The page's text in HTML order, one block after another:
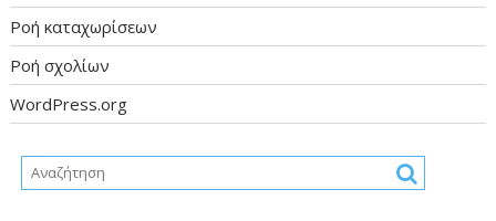
Ροή καταχωρίσεων
Ροή σχολίων
WordPress.org